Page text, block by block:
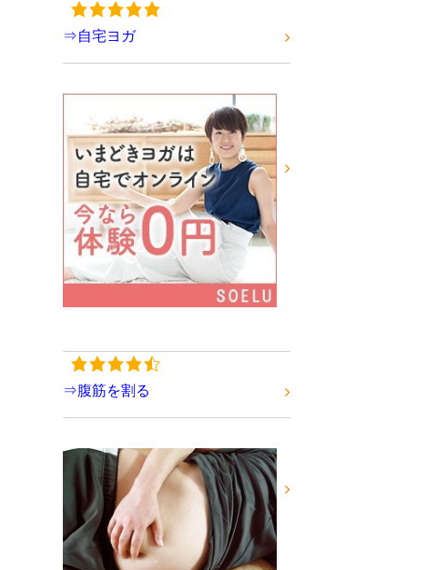
⇒自宅ヨガ
⇒腹筋を割る